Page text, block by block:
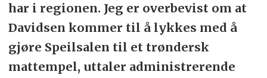
har i regionen. Jeg er overbevist om at
Davidsen kommer til å lykkes med å
gjøre Speilsalen til et trøndersk
mattempel, uttaler administrerende